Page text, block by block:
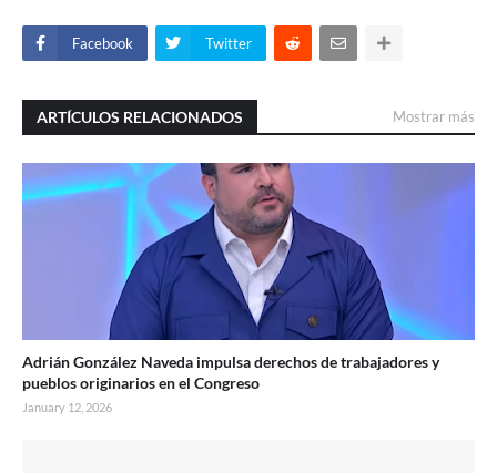
Facebook Twitter
ARTÍCULOS RELACIONADOS Mostrar más
Adrián González Naveda impulsa derechos de trabajadores y
pueblos originarios en el Congreso
January 12, 2026